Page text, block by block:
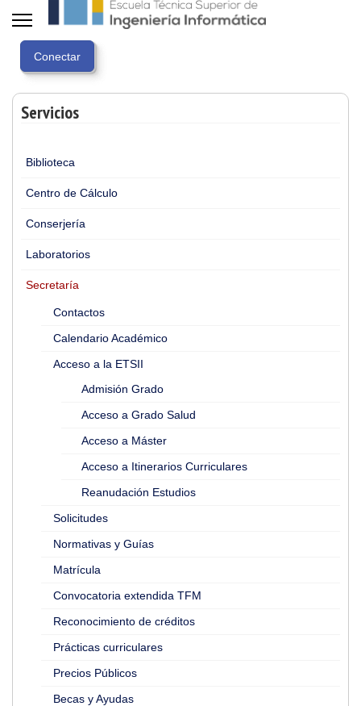
Servicios
Biblioteca
Centro de Cálculo
Conserjería
Laboratorios
Secretaría
Contactos
Calendario Académico
Acceso a la ETSII
Admisión Grado
Acceso a Grado Salud
Acceso a Máster
Acceso a Itinerarios Curriculares
Reanudación Estudios
Solicitudes
Normativas y Guías
Matrícula
Convocatoria extendida TFM
Reconocimiento de créditos
Prácticas curriculares
Precios Públicos
Becas y Ayudas